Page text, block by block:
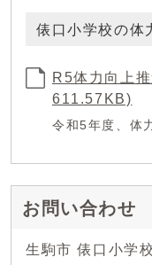
俵口小学校の体
R5体力向上
611.57KB)
令和5年度、体
お問い合わせ
生駒市 俵口小学校